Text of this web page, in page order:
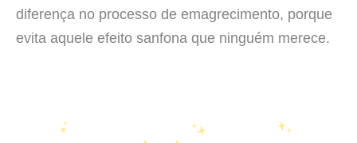
diferença no processo de emagrecimento, porque
evita aquele efeito sanfona que ninguém merece.